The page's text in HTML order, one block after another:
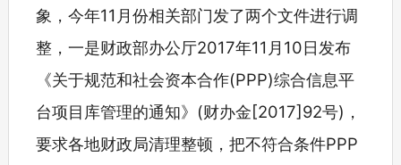
象，今年11月份相关部门发了两个文件进行调
整，一是财政部办公厅2017年11月10日发布
《关于规范和社会资本合作(PPP)综合信息平
台项目库管理的通知》(财办金[2017]92号)，
要求各地财政局清理整顿，把不符合条件PPP